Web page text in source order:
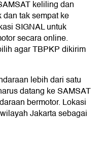
keliling dan
tak sempat ke
SIGNAL untuk
secara online.
agar TBPKP dikirim
lebih dari satu
datang ke SAMSAT
bermotor. Lokasi
Jakarta sebagai